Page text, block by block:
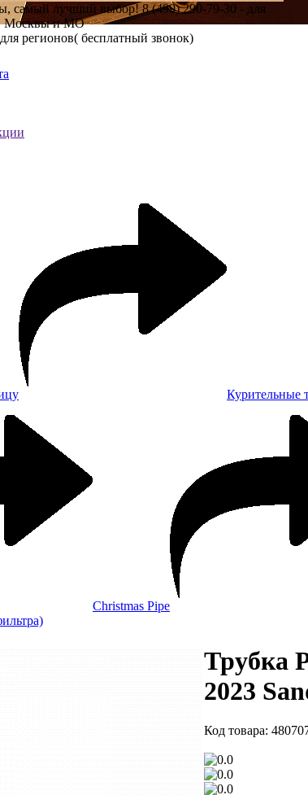
самый лучший выбор! 8 (499) 290-79-30 - для
Москвы и МО
регионов( бесплатный звонок)
Курительные
Christmas Pipe
Трубка
2023
Код товара: